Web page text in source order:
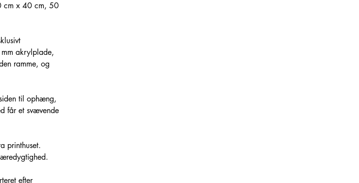
cm x 40 cm, 50
akrylplade,
ramme, og
til ophæng,
får et svævende
printhuset.
efter